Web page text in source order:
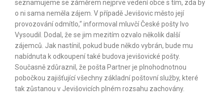
seznamujeme se záměrem nejprve vedení obce s tím, zda by
o ni sama neměla zájem. V případě Jevišovic město její
provozování odmítlo,“ informoval mluvčí České pošty Ivo
Vysoudil. Dodal, že se jim mezitím ozvalo několik další
zájemců. Jak nastínil, pokud bude někdo vybrán, bude mu
nabídnuta k odkoupení také budova jevišovické pošty.
Současně zdůraznil, že pošta Partner je plnohodnotnou
pobočkou zajišťující všechny základní poštovní služby, které
tak zůstanou v Jevišovicích plném rozsahu zachovány.